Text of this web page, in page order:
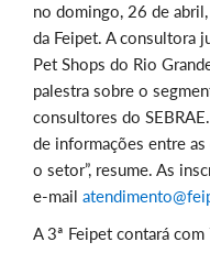
no domingo, 26 de
da Feipet. A consultora
Pet Shops do Rio
palestra sobre o
consultores do
de informações entre
o setor”, resume. As
e-mail
A 3ª Feipet contará